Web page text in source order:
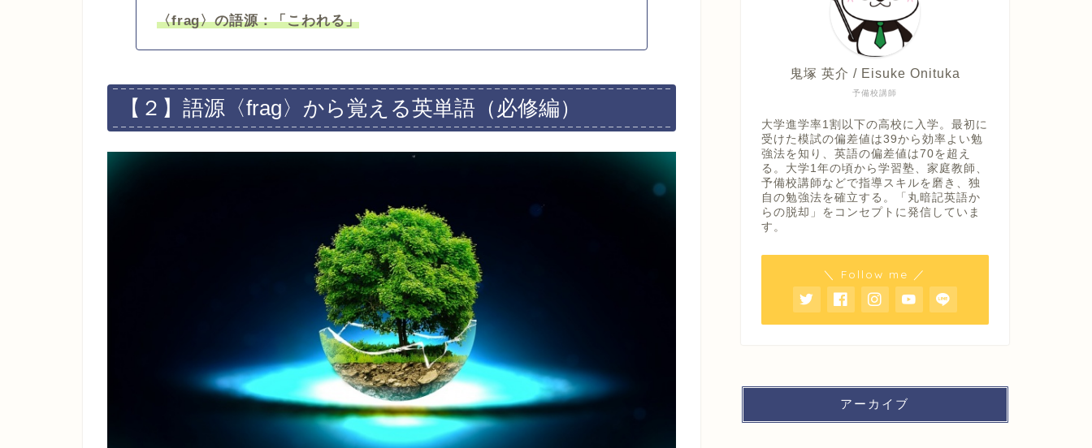
〈frag〉の語源：「こわれる」
【２】語源〈frag〉から覚える英単語（必修編）
予備校講師
鬼塚 英介 / Eisuke Onituka
大学進学率1割以下の高校に入学。最初に
受けた模試の偏差値は39から効率よい勉
強法を知り、英語の偏差値は70を超え
る。大学1年の頃から学習塾、家庭教師、
予備校講師などで指導スキルを磨き、独
自の勉強法を確立する。「丸暗記英語か
らの脱却」をコンセプトに発信していま
す。
＼ Follow me ／
アーカイブ